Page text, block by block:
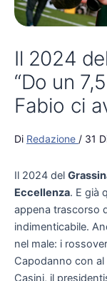
Il 2024
“Do un
Fabio ci
Il 2024 del Grassina
Eccellenza
. E
appena
indimenticabile.
nel male: i
Capodanno con al
Casini, il